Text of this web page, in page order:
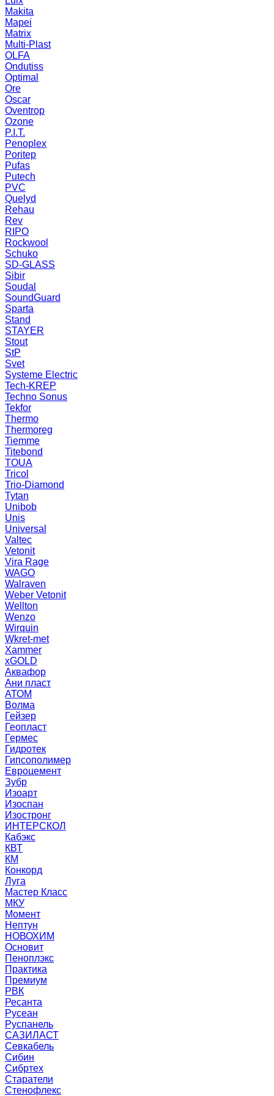
Makita
Mapei
Matrix
Multi-Plast
OLFA
Ondutiss
Optimal
Ore
Oscar
Oventrop
Ozone
P.I.T.
Penoplex
Poritep
Pufas
Putech
PVC
Quelyd
Rehau
Rev
RIPO
Rockwool
Schuko
SD-GLASS
Sibir
Soudal
SoundGuard
Sparta
Stand
STAYER
Stout
StP
Svet
Systeme Electric
Tech-KREP
Techno Sonus
Tekfor
Thermo
Thermoreg
Tiemme
Titebond
TOUA
Tricol
Trio-Diamond
Tytan
Unibob
Unis
Universal
Valtec
Vetonit
Vira Rage
WAGO
Walraven
Weber Vetonit
Wellton
Wenzo
Wirquin
Wkret-met
Xammer
xGOLD
Аквафор
Ани пласт
АТОМ
Волма
Гейзер
Геопласт
Гермес
Гидротек
Гипсополимер
Евроцемент
Зубр
Изоарт
Изоспан
Изостронг
ИНТЕРСКОЛ
Кабэкс
КВТ
КМ
Конкорд
Луга
Мастер Класс
МКУ
Момент
Нептун
НОВОХИМ
Основит
Пеноплэкс
Практика
Премиум
РВК
Ресанта
Русеан
Руспанель
САЗИЛАСТ
Севкабель
Сибин
Сибртех
Старатели
Стенофлекс